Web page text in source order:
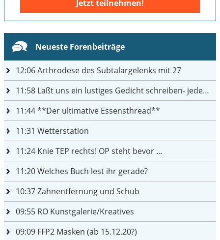
Jetzt teilnehmen!
Neueste Forenbeiträge
12:06Arthrodese des Subtalargelenks mit 27
11:58 Laßt uns ein lustiges Gedicht schreiben- jeder einen Satz
11:44**Der ultimative Essensthread**
11:31 Wetterstation
11:24 Knie TEP rechts! OP steht bevor ...
11:20Welches Buch lest ihr gerade?
10:37Zahnentfernung und Schub
09:55 RO Kunstgalerie/Kreatives
09:09 FFP2 Masken (ab 15.12.20?)